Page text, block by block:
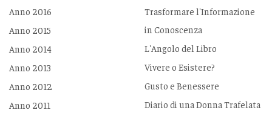
Anno 2016
Anno 2015
Anno 2014
Anno 2013
Anno 2012
Anno 2011
Trasformare l'Informazione
in Conoscenza
L'Angolo del Libro
Vivere o Esistere?
Gusto e Benessere
Diario di una Donna Trafelata